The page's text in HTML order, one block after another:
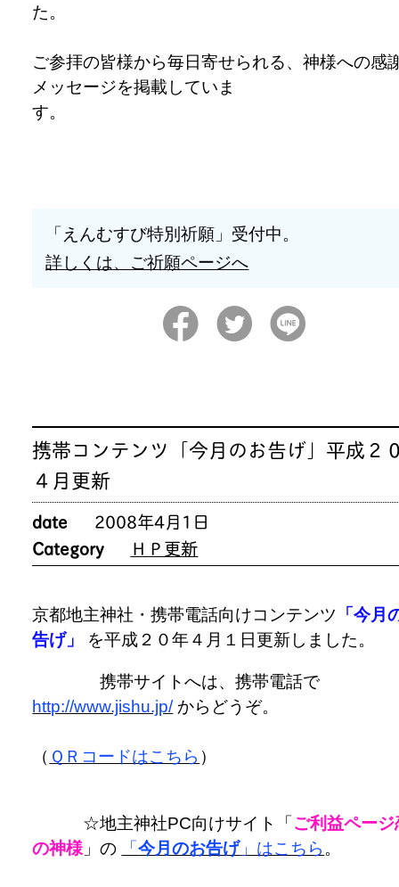
た。
ご参拝の皆様から毎日寄せられる、神様への感
メッセージを掲載していま
す。
「えんむすび特別祈願」受付中。
詳しくは、ご祈願ページへ
携帯コンテンツ「今月のお告げ」平成２
４月更新
date
2008年4月1日
Category
ＨＰ更新
京都地主神社・携帯電話向けコンテンツ 「今月
告げ」
を平成２０年４月１日更新しました。
携帯サイトへは、携帯電話で
http://www.jishu.jp/からどうぞ。
（ ＱＲコードはこちら ）
☆地主神社PC向けサイト「ご利益ペー
の神様」の 「今月のお告げ」はこちら 。